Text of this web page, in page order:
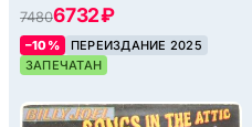
74806732 ₽
–10%
ПЕРЕИЗДАНИЕ 2025
ЗАПЕЧАТАН